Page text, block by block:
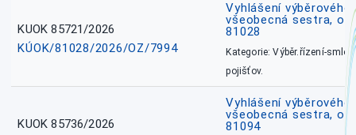
KUOK 85721/2026
KÚOK/81028/2026/OZ/7994
Vyhlášení
všeobecná sestra,
81028
Kategorie: Výběr.řízení-
pojišťov.
KUOK 85736/2026
Vyhlášení
všeobecná sestra,
81094